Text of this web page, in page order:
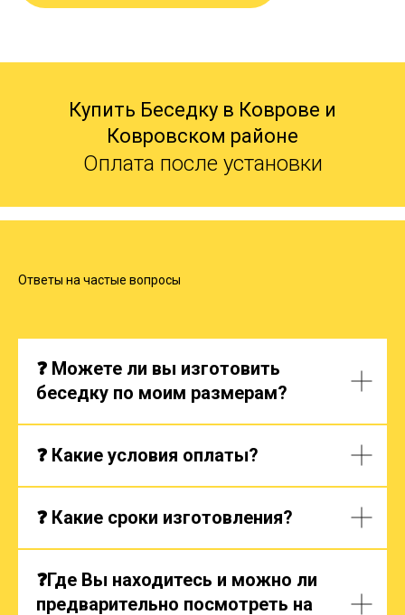
Купить Беседку в Коврове и
Ковровском районе
Оплата после установки
Ответы на частые вопросы
❓ Можете ли вы изготовить
беседку по моим размерам?
❓ Какие условия оплаты?
❓ Какие сроки изготовления?
❓Где Вы находитесь и можно ли
предварительно посмотреть на